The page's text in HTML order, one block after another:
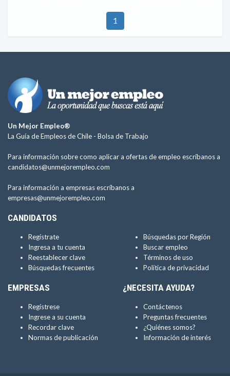
1
Un Mejor Empleo®
La Guía de Empleos de Chile - Bolsa de Trabajo
Para información sobre como aplicar a ofertas de empleo escríbanos a
candidatos@unmejorempleo.com
Para información a empresas escríbanos a
empresas@unmejorempleo.com
CANDIDATOS
Regístrate
Ingresa a tu cuenta
Reestablecer clave
Búsquedas frecuentes
Búsquedas por Región
Buscar empleo
Términos de uso
Política de privacidad
EMPRESAS
Regístrese
Ingrese a su cuenta
Recordar clave
Normas de publicación
¿NECESITA AYUDA?
Contáctenos
Preguntas frecuentes
¿Quiénes somos?
Información de interés